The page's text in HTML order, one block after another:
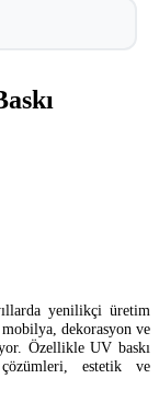
yenilikçi üretim
dekorasyon ve
Özellikle UV baskı
estetik ve